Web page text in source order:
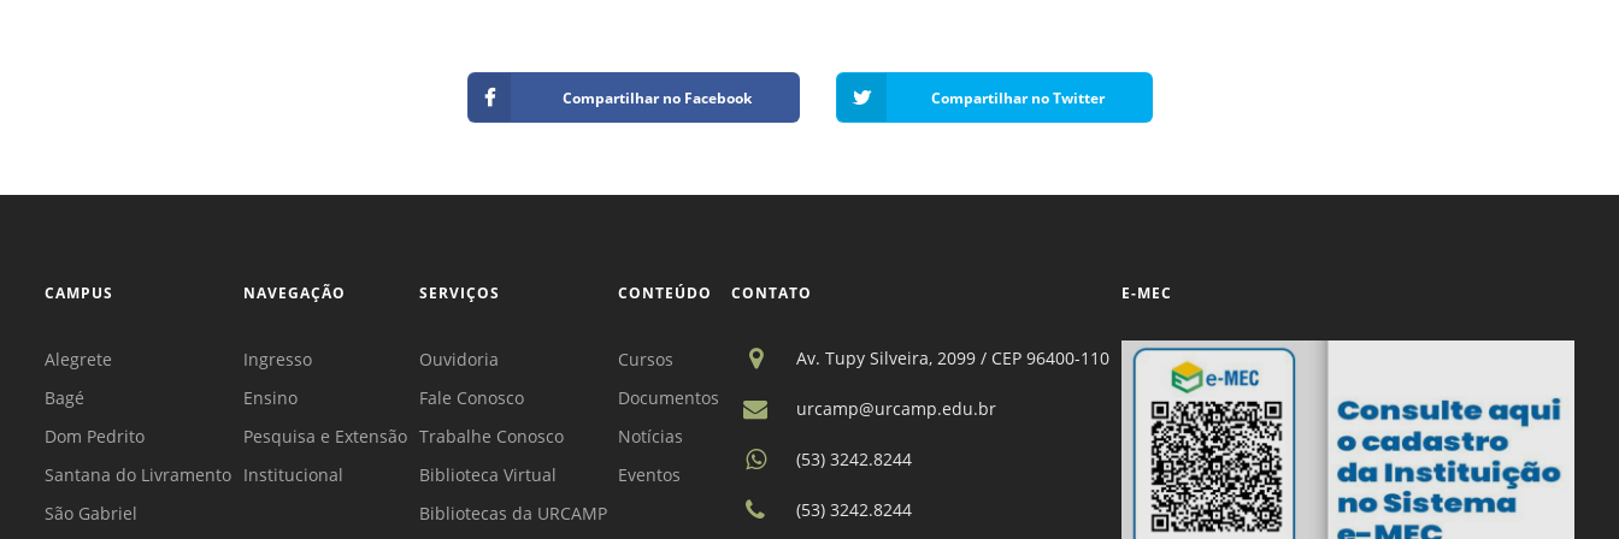
Compartilhar no Facebook Compartilhar no Twitter
CAMPUS
Alegrete
Bagé
Dom Pedrito
Santana do Livramento
São Gabriel
NAVEGAÇÃO
Ingresso
Ensino
Pesquisa e Extensão
Institucional
SERVIÇOS
Ouvidoria
Fale Conosco
Trabalhe Conosco
Biblioteca Virtual
Bibliotecas da URCAMP
CONTEÚDO
Cursos
Documentos
Notícias
Eventos
CONTATO
Av. Tupy Silveira, 2099 / CEP 96400-110
urcamp@urcamp.edu.br
(53) 3242.8244
(53) 3242.8244
E-MEC